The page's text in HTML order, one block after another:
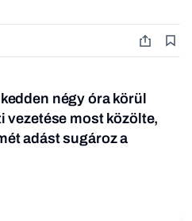
négy óra körül
vezetése most közölte,
adást sugároz a